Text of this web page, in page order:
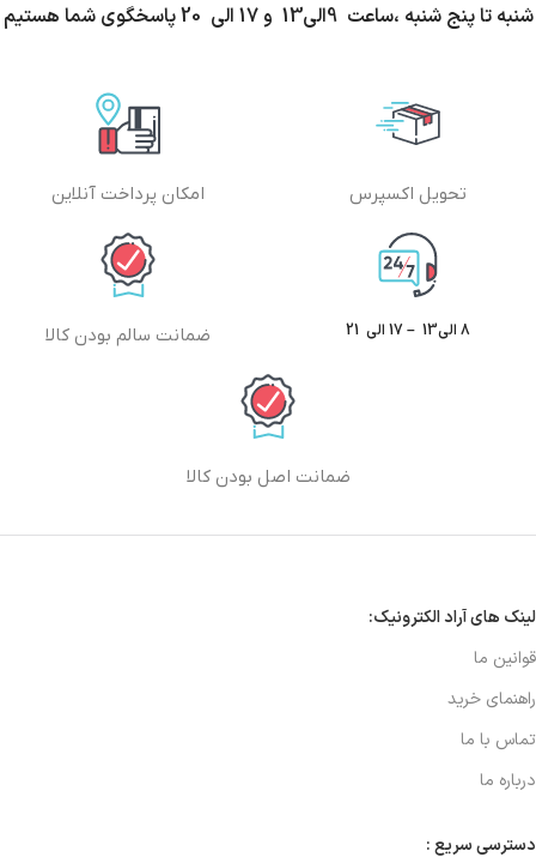
شنبه تا پنج شنبه ،ساعت 9الی13 و 17 الی 20 پاسخگوی شما هستیم
تحویل اکسپرس امکان پرداخت آنلاین
8 الی13 – 17 الی 21 ضمانت سالم بودن کالا
ضمانت اصل بودن کالا
لینک های آراد الکترونیک:
قوانین ما
راهنمای خرید
تماس با ما
درباره ما
دسترسی سریع :